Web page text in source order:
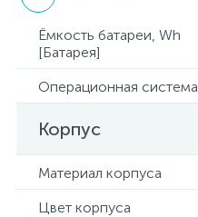
Ёмкость батареи, Wh
[Батарея]
Операционная система
Корпус
Материал корпуса
Цвет корпуса